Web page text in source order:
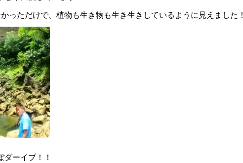
っただけで、植物も生き物も生き生きしているように見えました！
ーイブ！！